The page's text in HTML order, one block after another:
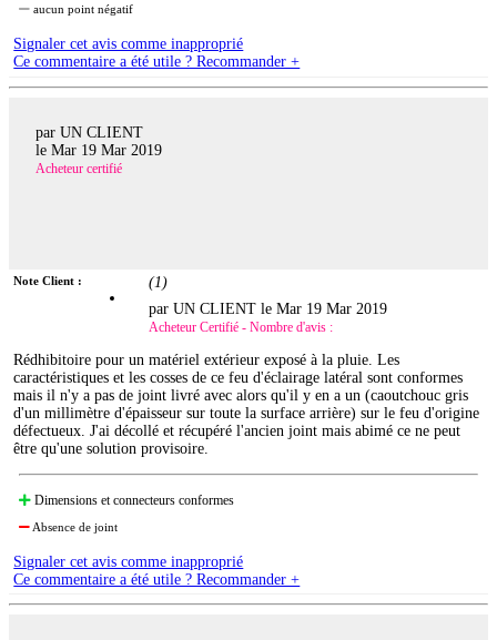
aucun point négatif
Signaler cet avis comme inapproprié
Ce commentaire a été utile ? Recommander +
par UN CLIENT
le Mar 19 Mar 2019
Acheteur certifié
Note Client : (1)
par UN CLIENT leMar 19 Mar 2019
Acheteur Certifié - Nombre d'avis :
Rédhibitoire pour un matériel extérieur exposé à la pluie. Les
caractéristiques et les cosses de ce feu d'éclairage latéral sont conformes
mais il n'y a pas de joint livré avec alors qu'il y en a un (caoutchouc gris
d'un millimètre d'épaisseur sur toute la surface arrière) sur le feu d'origine
défectueux. J'ai décollé et récupéré l'ancien joint mais abimé ce ne peut
être qu'une solution provisoire.
Dimensions et connecteurs conformes
Absence de joint
Signaler cet avis comme inapproprié
Ce commentaire a été utile ? Recommander +